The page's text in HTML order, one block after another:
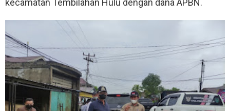
kecamatan Tembilahan Hulu dengan dana APBN.